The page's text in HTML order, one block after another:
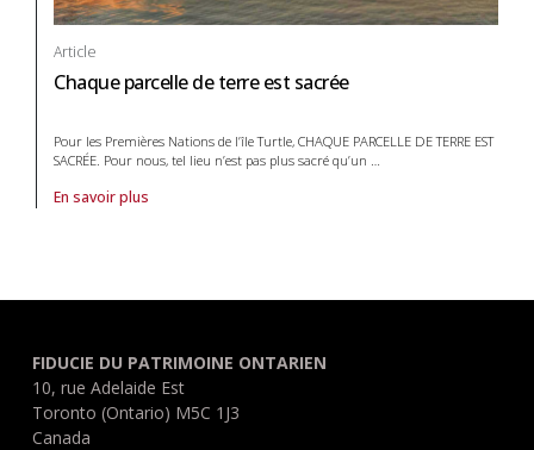
Article
Chaque parcelle de terre est sacrée
Pour les Premières Nations de l’île Turtle, CHAQUE PARCELLE DE TERRE EST
SACRÉE. Pour nous, tel lieu n’est pas plus sacré qu’un
En savoir plus
À propos de article Chaque parcelle de terre est sacrée
FIDUCIE DU PATRIMOINE ONTARIEN
10, rue Adelaide Est
Toronto (Ontario) M5C 1J3
Canada